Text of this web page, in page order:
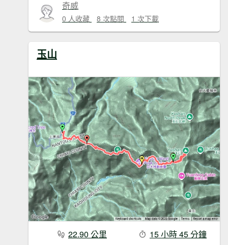
奇威
0 人收藏 8 次點閱 1 次下載
玉山
22.90 公里
15 小時 45 分鐘